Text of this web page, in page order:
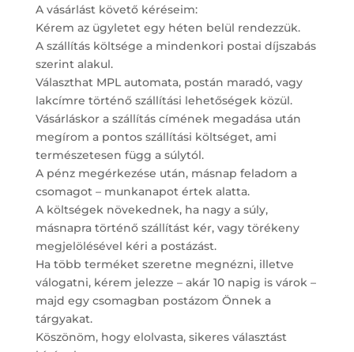
A vásárlást követő kéréseim:
Kérem az ügyletet egy héten belül rendezzük.
A szállítás költsége a mindenkori postai díjszabás
szerint alakul.
Választhat MPL automata, postán maradó, vagy
lakcímre történő szállítási lehetőségek közül.
Vásárláskor a szállítás címének megadása után
megírom a pontos szállítási költséget, ami
természetesen függ a súlytól.
A pénz megérkezése után, másnap feladom a
csomagot – munkanapot értek alatta.
A költségek növekednek, ha nagy a súly,
másnapra történő szállítást kér, vagy törékeny
megjelölésével kéri a postázást.
Ha több terméket szeretne megnézni, illetve
válogatni, kérem jelezze – akár 10 napig is várok –
majd egy csomagban postázom Önnek a
tárgyakat.
Köszönöm, hogy elolvasta, sikeres választást